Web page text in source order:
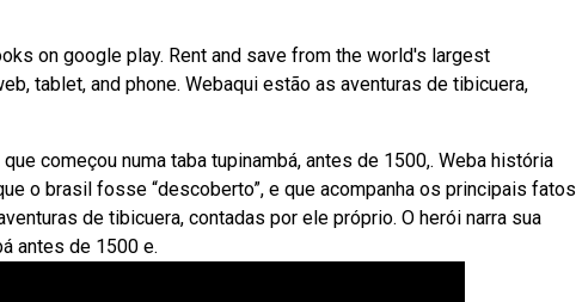
on google play. Rent and save from the world's largest
tablet, and phone. Webaqui estão as aventuras de tibicuera,
começou numa taba tupinambá, antes de 1500,. Weba história
o brasil fosse “descoberto”, e que acompanha os principais fatos
de tibicuera, contadas por ele próprio. O herói narra sua
antes de 1500 e.